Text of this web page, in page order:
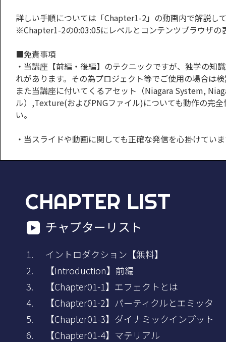
詳しい手順については「Chapter1-2」の動画内で解説し
※Chapter1-2の0:03:05にレベルとコンテンツブラウザ
■免責事項
・当講座【前編・後編】のテクニックですが、独学の
れがあります。その為プロジェクト等でご使用の場合は
また当講座に付いてくるアセット（Niagara System,
ル）,Texture(およびPNGファイル)についても動作の完
い。
・当スライドや動画に関しても正確な発信を心掛けてい
CHAPTER LIST
チャプターリスト
イントロダクション【無料】
【Introduction】前編
【Chapter01-1】エフェクトとは
【Chapter01-2】パーティクルとエミッタ
【Chapter01-3】ダイナミックインプット
【Chapter01-4】マテリアル